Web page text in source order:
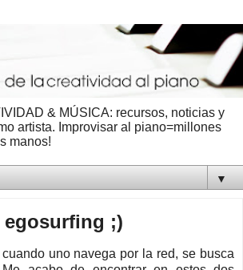
& MÚSICA: recursos, noticias y
artista. Improvisar al piano=millones
manos!
▼
egosurfing ;)
uno navega por la red, se busca